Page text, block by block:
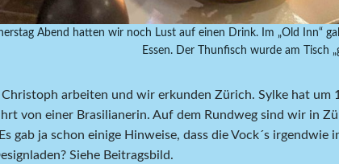
Abend hatten wir noch Lust auf einen Drink. Im „Old Inn“
Essen. Der Thunfisch wurde am Tisch
arbeiten und wir erkunden Zürich. Sylke hat um
von einer Brasilianerin. Auf dem Rundweg sind wir in
gab ja schon einige Hinweise, dass die Vock´s
Siehe Beitragsbild.